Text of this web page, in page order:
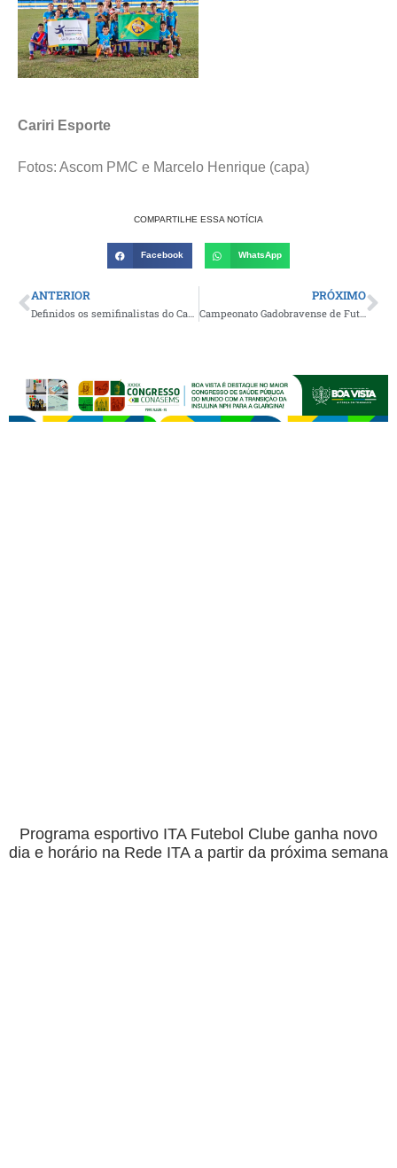
Cariri Esporte
Fotos: Ascom PMC e Marcelo Henrique (capa)
COMPARTILHE ESSA NOTÍCIA
Facebook WhatsApp
ANTERIOR PRÓXIMO
Campeonato Gadobravense de Futebol 2026 segue movimentando o esporte amador com grandes jogos e recorde de premiação
Programa esportivo ITA Futebol Clube ganha novo
dia e horário na Rede ITA a partir da próxima semana